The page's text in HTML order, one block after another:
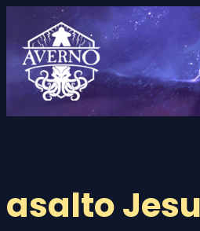
contenido
asalto